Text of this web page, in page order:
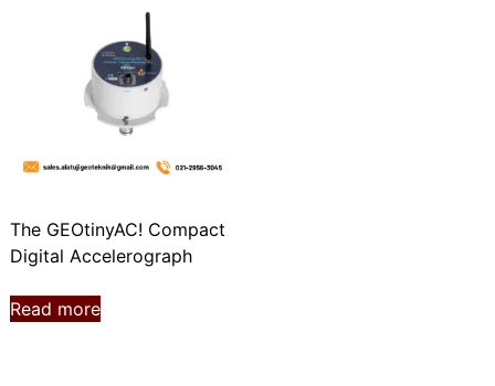
The GEOtinyAC! Compact
Digital Accelerograph
Read more